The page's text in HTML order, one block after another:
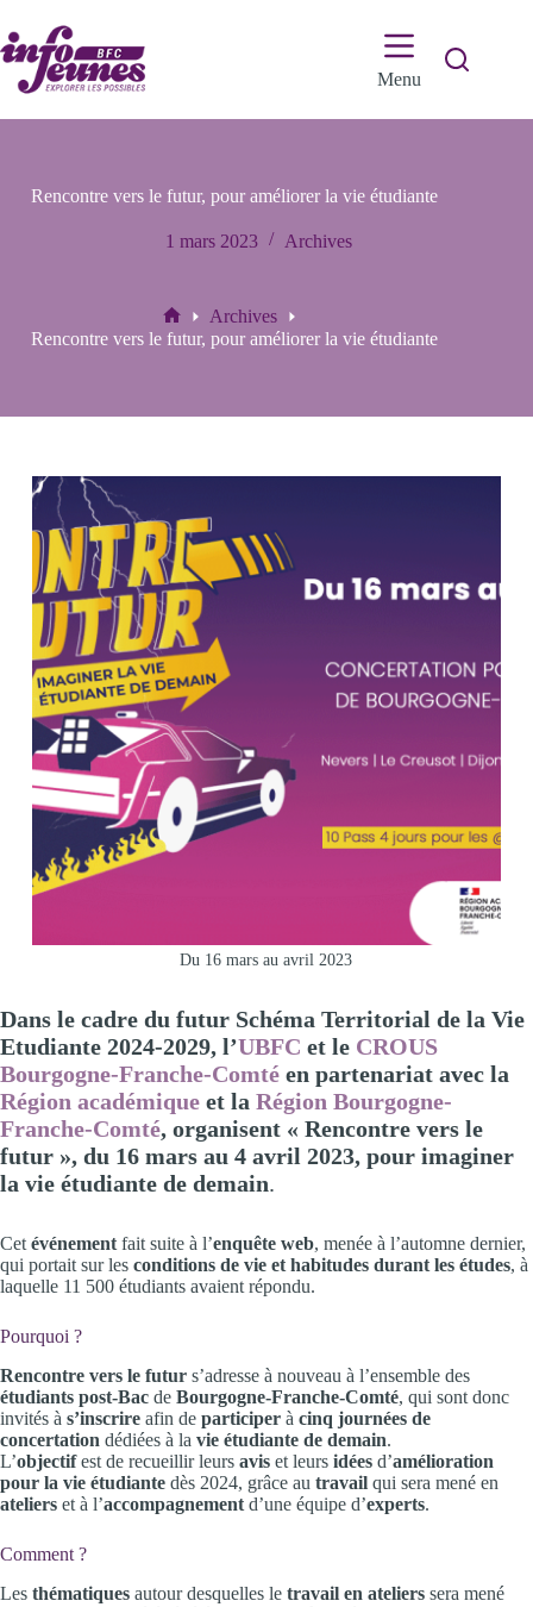
au
contenu
Menu
Rencontre vers le futur, pour améliorer la vie étudiante
1 mars 2023 Archives
Accueil
Archives
Rencontre vers le futur, pour améliorer la vie étudiante
Du 16 mars au avril 2023
Dans le cadre du futur Schéma Territorial de la Vie
Etudiante 2024-2029, l’UBFC et le CROUS
Bourgogne-Franche-Comté en partenariat avec la
Région académique et la Région Bourgogne-
Franche-Comté, organisent « Rencontre vers le
futur », du 16 mars au 4 avril 2023, pour imaginer
la vie étudiante de demain.
Cet événement fait suite à l’enquête web, menée à l’automne dernier,
qui portait sur les conditions de vie et habitudes durant les études, à
laquelle 11 500 étudiants avaient répondu.
Pourquoi ?
Rencontre vers le futur s’adresse à nouveau à l’ensemble des
étudiants post-Bac de Bourgogne-Franche-Comté, qui sont donc
invités à s’inscrire afin de participer à cinq journées de
concertation dédiées à la vie étudiante de demain.
L’objectifest de recueillir leurs avis et leurs idées d’amélioration
pour la vie étudiante dès 2024, grâce au travail qui sera mené en
ateliers et à l’accompagnement d’une équipe d’experts.
Comment ?
Les thématiques autour desquelles le travail en ateliers sera mené